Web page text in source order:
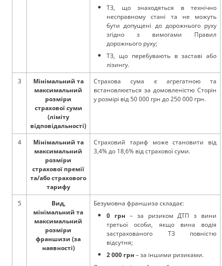
ТЗ, що знаходяться в технічно
несправному стані та не можуть
бути допущені до дорожнього руху
згідно з вимогами Правил
дорожнього руху;
ТЗ, що перебувають в заставі або
лізингу.
3
Мінімальний та
максимальний
розміри
страхової суми
(ліміту
відповідальності)
Страхова сума є агрегатною та
встановлюється за домовленістю Сторін
у розмірі від 50 000 грн до 250 000 грн.
4
Мінімальний та
максимальний
розміри
страхової премії
та/або страхового
тарифу
Страховий тариф може становити від
3,4% до 18,6% від страхової суми.
5
Вид,
мінімальний та
максимальний
розміри
франшизи (за
наявності)
Безумовна франшиза складає:
0 грн – за ризиком ДТП з вини
третьої особи, якщо вина водія
застрахованого ТЗ повністю
відсутня;
2 000 грн– за іншими ризиками.